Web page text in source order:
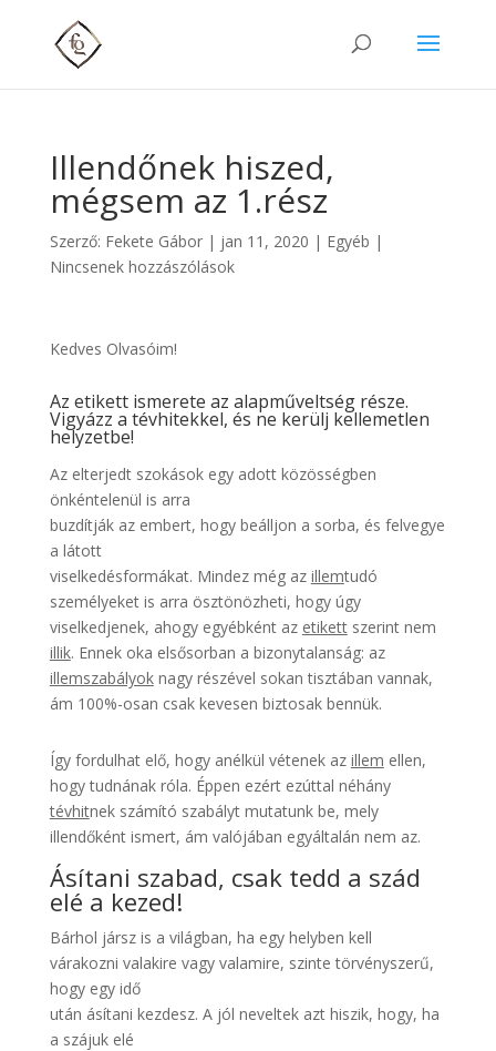
Illendőnek hiszed,
mégsem az 1.rész
Szerző: Fekete Gábor| jan 11, 2020 | Egyéb |
Nincsenek hozzászólások
Kedves Olvasóim!
Az etikett ismerete az alapműveltség része.
Vigyázz a tévhitekkel, és ne kerülj kellemetlen
helyzetbe!
Az elterjedt szokások egy adott közösségben
önkéntelenül is arra
buzdítják az embert, hogy beálljon a sorba, és felvegye
a látott
viselkedésformákat. Mindez még az illemtudó
személyeket is arra ösztönözheti, hogy úgy
viselkedjenek, ahogy egyébként az etikettszerint nem
illik. Ennek oka elsősorban a bizonytalanság: az
illemszabályoknagy részével sokan tisztában vannak,
ám 100%-osan csak kevesen biztosak bennük.
Így fordulhat elő, hogy anélkül vétenek az illem ellen,
hogy tudnának róla. Éppen ezért ezúttal néhány
tévhitnek számító szabályt mutatunk be, mely
illendőként ismert, ám valójában egyáltalán nem az.
Ásítani szabad, csak tedd a szád
elé a kezed!
Bárhol jársz is a világban, ha egy helyben kell
várakozni valakire vagy valamire, szinte törvényszerű,
hogy egy idő
után ásítani kezdesz. A jól neveltek azt hiszik, hogy, ha
a szájuk elé